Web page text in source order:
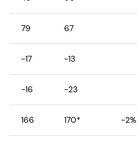
79 67
-17 -13
-16 -23
166 170* -2%